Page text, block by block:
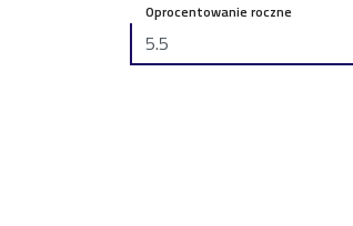
Oprocentowanie roczne